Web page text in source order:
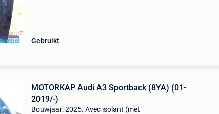
Gebruikt
MOTORKAP Audi A3 Sportback (8YA) (01-
2019/-)
Bouwjaar: 2025. Avec isolant (met